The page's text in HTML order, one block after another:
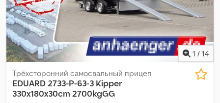
1 / 14
Трёхсторонний самосвальный прицеп
EDUARD2733-P-63-3 Kipper
330x180x30cm 2700kgGG